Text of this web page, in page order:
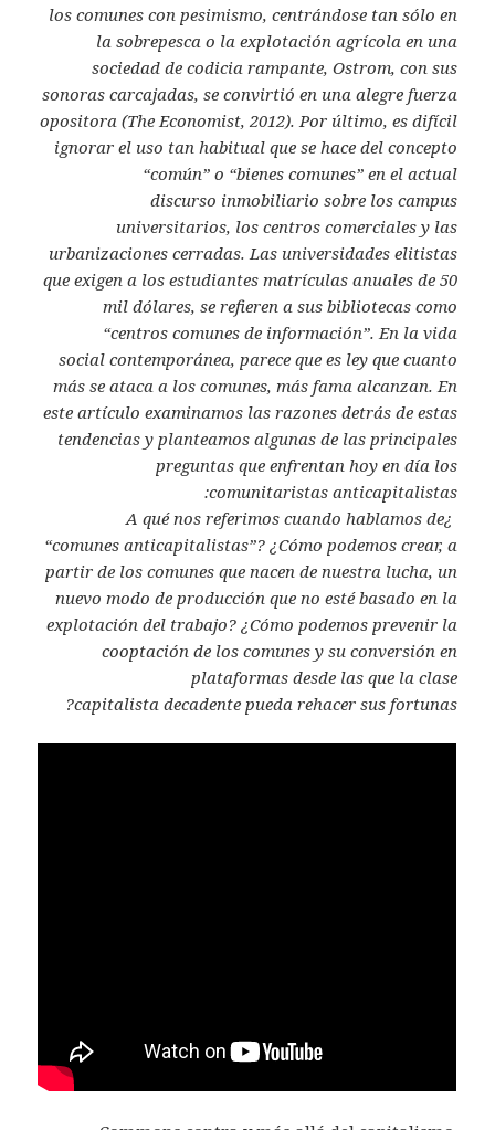
los comunes con pesimismo, centrándose tan sólo en
la sobrepesca o la explotación agrícola en una
sociedad de codicia rampante, Ostrom, con sus
sonoras carcajadas, se convirtió en una alegre fuerza
opositora (The Economist, 2012). Por último, es difícil
ignorar el uso tan habitual que se hace del concepto
“común” o “bienes comunes” en el actual
discurso inmobiliario sobre los campus
universitarios, los centros comerciales y las
urbanizaciones cerradas. Las universidades elitistas
que exigen a los estudiantes matrículas anuales de 50
mil dólares, se refieren a sus bibliotecas como
“centros comunes de información”. En la vida
social contemporánea, parece que es ley que cuanto
más se ataca a los comunes, más fama alcanzan. En
este artículo examinamos las razones detrás de estas
tendencias y planteamos algunas de las principales
preguntas que enfrentan hoy en día los
comunitaristas anticapitalistas:
¿A qué nos referimos cuando hablamos de
“comunes anticapitalistas”?¿Cómo podemos crear, a
partir de los comunes que nacen de nuestra lucha, un
nuevo modo de producción que no esté basado en la
explotación del trabajo?¿Cómo podemos prevenir la
cooptación de los comunes y su conversión en
plataformas desde las que la clase
capitalista decadente pueda rehacer sus fortunas?